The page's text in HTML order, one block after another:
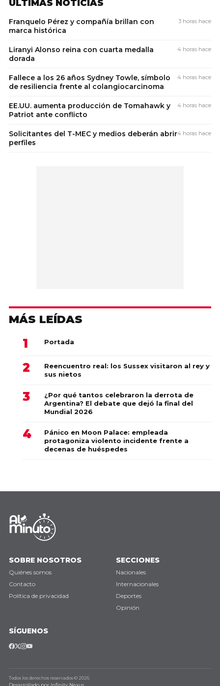
ÚLTIMAS NOTICIAS
Franquelo Pérez y compañía brillan con
marca histórica
3 horas hace
Liranyi Alonso reina con cuarta medalla
dorada
4 horas hace
Fallece a los 26 años Sydney Towle, símbolo
de resiliencia frente al colangiocarcinoma
4 horas hace
EE.UU. aumenta producción de Tomahawk y
Patriot ante conflicto
4 horas hace
Solicitantes del T-MEC y medios deberán abrir
perfiles
4 horas hace
MÁS LEÍDAS
Portada
Reencuentro real: los Sussex visitaron al rey y
sus nietos
¿Por qué tantos celebraron la derrota de
Argentina? El debate que dejó la final del
Mundial 2026
Pánico en Moon Palace: empleada
protagoniza violento incidente frente a
decenas de huéspedes
SOBRE NOSOTROS
Quiénes somos
Contacto
Política de privacidad
SECCIONES
Nacionales
Internacionales
Deportes
Opinión
SÍGUENOS
Todos los derechos reservados © 2026